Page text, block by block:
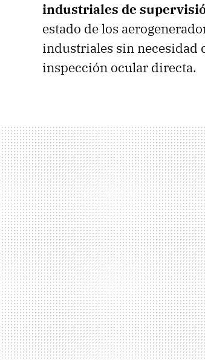
industriales de
estado de los
industriales sin necesidad
inspección ocular directa.